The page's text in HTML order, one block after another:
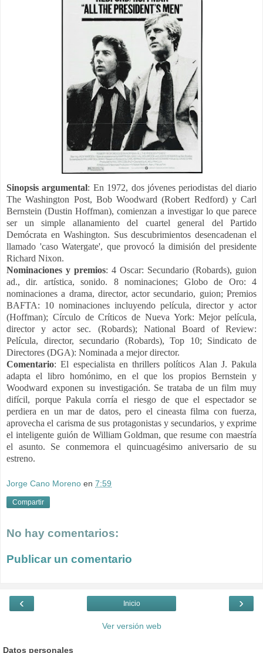
Sinopsis argumental: En 1972, dos jóvenes periodistas del diario
The Washington Post, Bob Woodward (Robert Redford) y Carl
Bernstein (Dustin Hoffman), comienzan a investigar lo que parece
ser un simple allanamiento del cuartel general del Partido
Demócrata en Washington. Sus descubrimientos desencadenan el
llamado 'caso Watergate', que provocó la dimisión del presidente
Richard Nixon.
Nominaciones y premios: 4 Oscar: Secundario (Robards), guion
ad., dir. artística, sonido. 8 nominaciones; Globo de Oro: 4
nominaciones a drama, director, actor secundario, guion; Premios
BAFTA: 10 nominaciones incluyendo película, director y actor
(Hoffman); Círculo de Críticos de Nueva York: Mejor película,
director y actor sec. (Robards); National Board of Review:
Película, director, secundario (Robards), Top 10; Sindicato de
Directores (DGA): Nominada a mejor director.
Comentario: El especialista en thrillers políticos Alan J. Pakula
adapta el libro homónimo, en el que los propios Bernstein y
Woodward exponen su investigación. Se trataba de un film muy
difícil, porque Pakula corría el riesgo de que el espectador se
perdiera en un mar de datos, pero el cineasta filma con fuerza,
aprovecha el carisma de sus protagonistas y secundarios, y exprime
el inteligente guión de William Goldman, que resume con maestría
el asunto. Se conmemora el quincuagésimo aniversario de su
estreno.
Jorge Cano Moreno en 7:59
Compartir
No hay comentarios:
Publicar un comentario
‹ ›
Inicio
Ver versión web
Datos personales